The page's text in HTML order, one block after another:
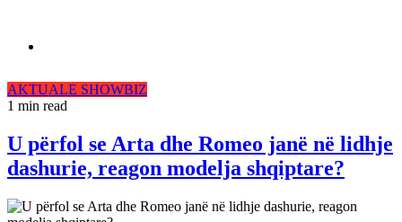
AKTUALE SHOWBIZ
1 min read
U përfol se Arta dhe Romeo janë në lidhje
dashurie, reagon modelja shqiptare?